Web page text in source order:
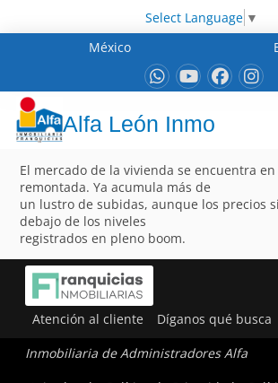
Select Language ▼
México
Alfa León Inmo
El mercado de la vivienda se encuentra
remontada. Ya acumula más de
un lustro de subidas, aunque los precios
debajo de los niveles
registrados en pleno boom.
Atención al cliente Díganos qué busca
Inmobiliaria de Administradores Alfa